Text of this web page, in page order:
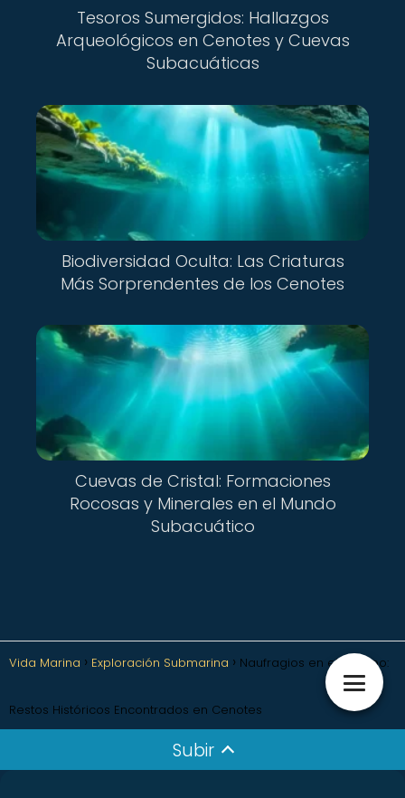
Tesoros Sumergidos: Hallazgos
Arqueológicos en Cenotes y Cuevas
Subacuáticas
Biodiversidad Oculta: Las Criaturas
Más Sorprendentes de los Cenotes
Cuevas de Cristal: Formaciones
Rocosas y Minerales en el Mundo
Subacuático
Vida Marina Exploración Submarina Naufragios en el Tiempo:
Restos Históricos Encontrados en Cenotes
Subir